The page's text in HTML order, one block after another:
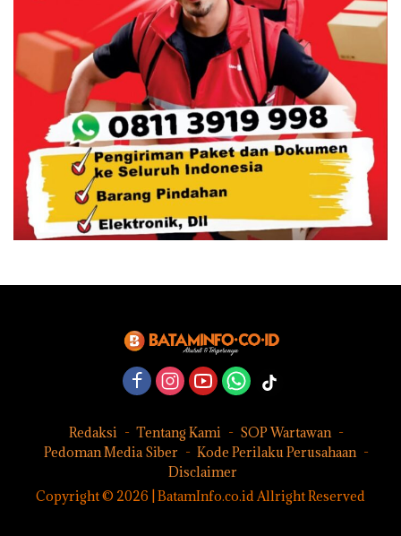
Redaksi Tentang Kami
SOP Wartawan
Pedoman Media Siber
Kode Perilaku Perusahaan
Disclaimer
Copyright © 2026 | BatamInfo.co.id Allright Reserved